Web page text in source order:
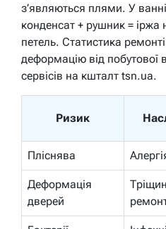
з’являються плями. У
конденсат + рушник = іржа
петель. Статистика
деформацію від побутової
сервісів на кшталт tsn.ua.
Ризик
Пліснява
Деформація
дверей